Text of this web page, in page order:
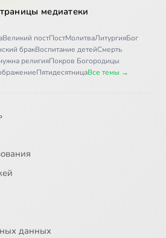
медиатеки
Великий постПостМолитваЛитургияБог
бракВоспитание детейСмерть
религияПокров Богородицы
ПятидесятницаВсе темы →
данных